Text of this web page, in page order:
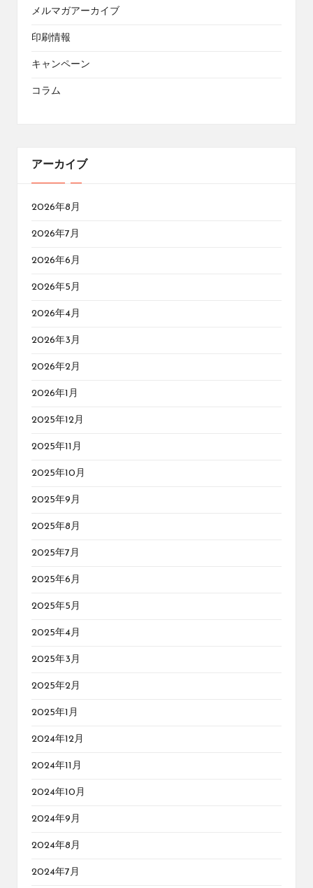
メルマガアーカイブ
印刷情報
キャンペーン
コラム
アーカイブ
2026年8月
2026年7月
2026年6月
2026年5月
2026年4月
2026年3月
2026年2月
2026年1月
2025年12月
2025年11月
2025年10月
2025年9月
2025年8月
2025年7月
2025年6月
2025年5月
2025年4月
2025年3月
2025年2月
2025年1月
2024年12月
2024年11月
2024年10月
2024年9月
2024年8月
2024年7月